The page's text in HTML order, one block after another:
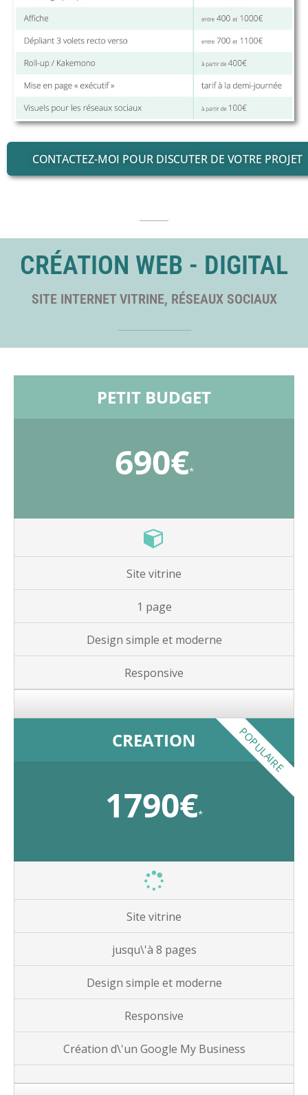
CONTACTEZ-MOI POUR DISCUTER DE VOTRE PROJET
CRÉATION WEB - DIGITAL
SITE INTERNET VITRINE, RÉSEAUX SOCIAUX
PETIT BUDGET
690€*
Site vitrine
1 page
Design simple et moderne
Responsive
CREATION
1790€*
Site vitrine
jusqu\'à 8 pages
Design simple et moderne
Responsive
Création d\'un Google My Business
POPULAIRE